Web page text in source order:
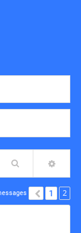
Rechercher
1 2